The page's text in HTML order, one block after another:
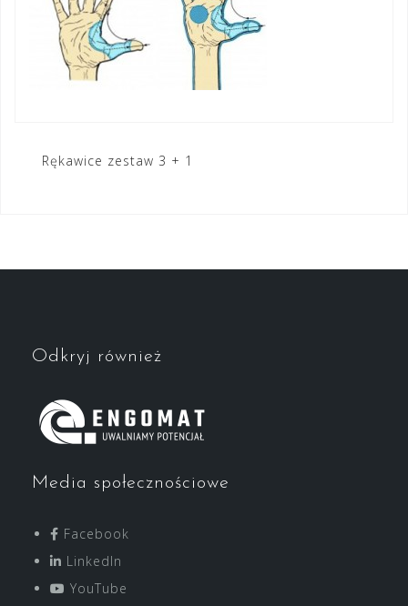
Nawigacja
Rękawice zestaw 3 + 1
Odkryj również
Media społecznościowe
Facebook
LinkedIn
YouTube